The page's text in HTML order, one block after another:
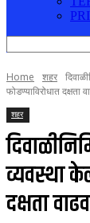
Home शहर
फोडण्याविरोधात दक्षता
शहर
व्यवस्था
दक्षता